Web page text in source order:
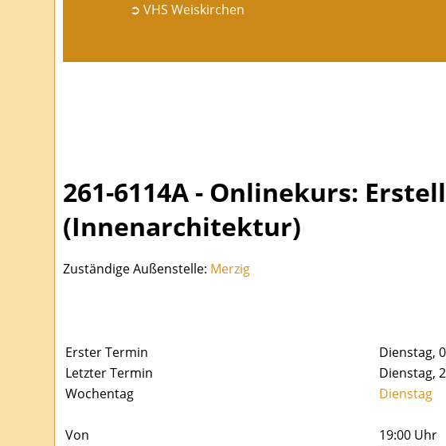
➲ VHS Weiskirchen
261-6114A - Onlinekurs:
(Innenarchitektur)
Zuständige Außenstelle: Merzig
Erster Termin
Dienstag,
Letzter Termin
Dienstag,
Wochentag
Dienstag
Von
19:00 Uhr